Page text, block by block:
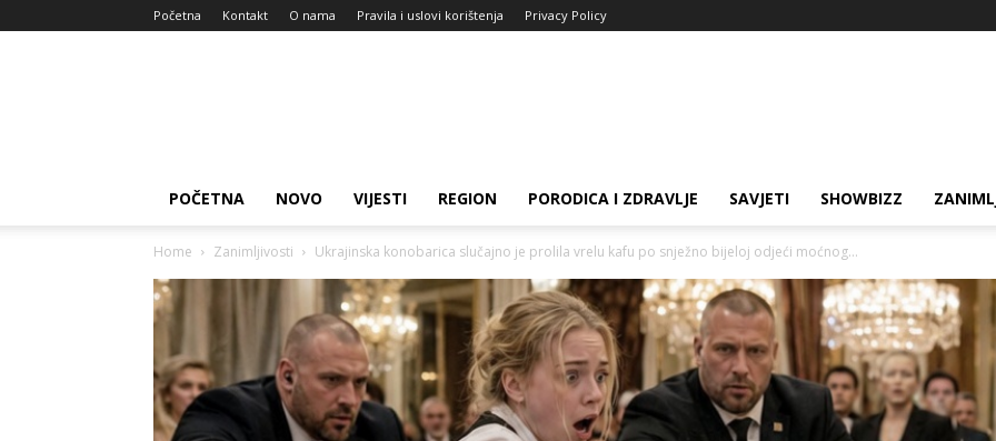
Početna Kontakt O nama Pravila i uslovi korištenja Privacy Policy
POČETNA NOVO VIJESTI REGION PORODICA I ZDRAVLJE SAVJETI SHOWBIZZ
Home Zanimljivosti Ukrajinska konobarica slučajno je prolila vrelu kafu po snježno bijeloj odjeći moćnog...